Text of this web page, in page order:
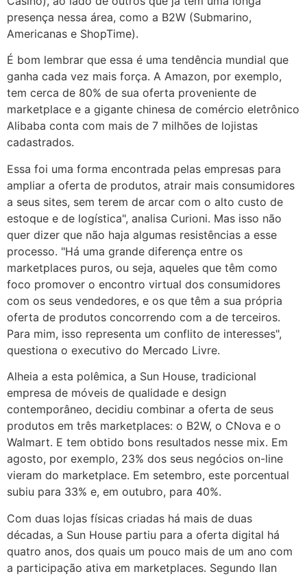
presença nessa área, como a B2W (Submarino,
Americanas e ShopTime).
É bom lembrar que essa é uma tendência mundial que
ganha cada vez mais força. A Amazon, por exemplo,
tem cerca de 80% de sua oferta proveniente de
marketplace e a gigante chinesa de comércio eletrônico
Alibaba conta com mais de 7 milhões de lojistas
cadastrados.
Essa foi uma forma encontrada pelas empresas para
ampliar a oferta de produtos, atrair mais consumidores
a seus sites, sem terem de arcar com o alto custo de
estoque e de logística", analisa Curioni. Mas isso não
quer dizer que não haja algumas resistências a esse
processo. "Há uma grande diferença entre os
marketplaces puros, ou seja, aqueles que têm como
foco promover o encontro virtual dos consumidores
com os seus vendedores, e os que têm a sua própria
oferta de produtos concorrendo com a de terceiros.
Para mim, isso representa um conflito de interesses",
questiona o executivo do Mercado Livre.
Alheia a esta polêmica, a Sun House, tradicional
empresa de móveis de qualidade e design
contemporâneo, decidiu combinar a oferta de seus
produtos em três marketplaces: o B2W, o CNova e o
Walmart. E tem obtido bons resultados nesse mix. Em
agosto, por exemplo, 23% dos seus negócios on-line
vieram do marketplace. Em setembro, este porcentual
subiu para 33% e, em outubro, para 40%.
Com duas lojas físicas criadas há mais de duas
décadas, a Sun House partiu para a oferta digital há
quatro anos, dos quais um pouco mais de um ano com
a participação ativa em marketplaces. Segundo Ilan